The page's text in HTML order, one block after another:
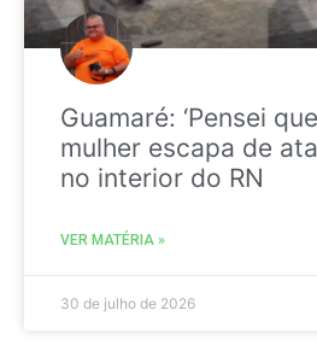
Guamaré: ‘Pensei
mulher escapa de
no interior do RN
VER MATÉRIA »
30 de julho de 2026